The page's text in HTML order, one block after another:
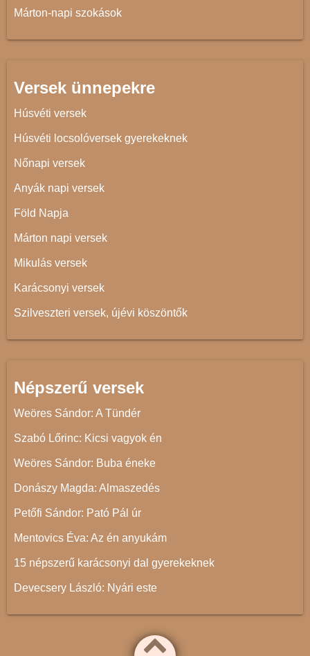
Márton-napi szokások
Versek ünnepekre
Húsvéti versek
Húsvéti locsolóversek gyerekeknek
Nőnapi versek
Anyák napi versek
Föld Napja
Márton napi versek
Mikulás versek
Karácsonyi versek
Szilveszteri versek, újévi köszöntők
Népszerű versek
Weöres Sándor: A Tündér
Szabó Lőrinc: Kicsi vagyok én
Weöres Sándor: Buba éneke
Donászy Magda: Almaszedés
Petőfi Sándor: Pató Pál úr
Mentovics Éva: Az én anyukám
15 népszerű karácsonyi dal gyerekeknek
Devecsery László: Nyári este